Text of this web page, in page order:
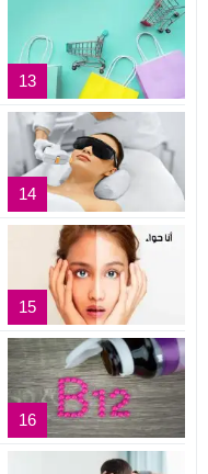
13
14
15
16